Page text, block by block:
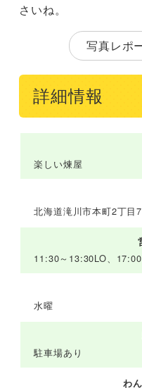
さいね。
写真レポ
詳細情報
楽しい煉屋
北海道滝川市本町2丁目
11:30～13:30LO、
水曜
駐車場あり
わ